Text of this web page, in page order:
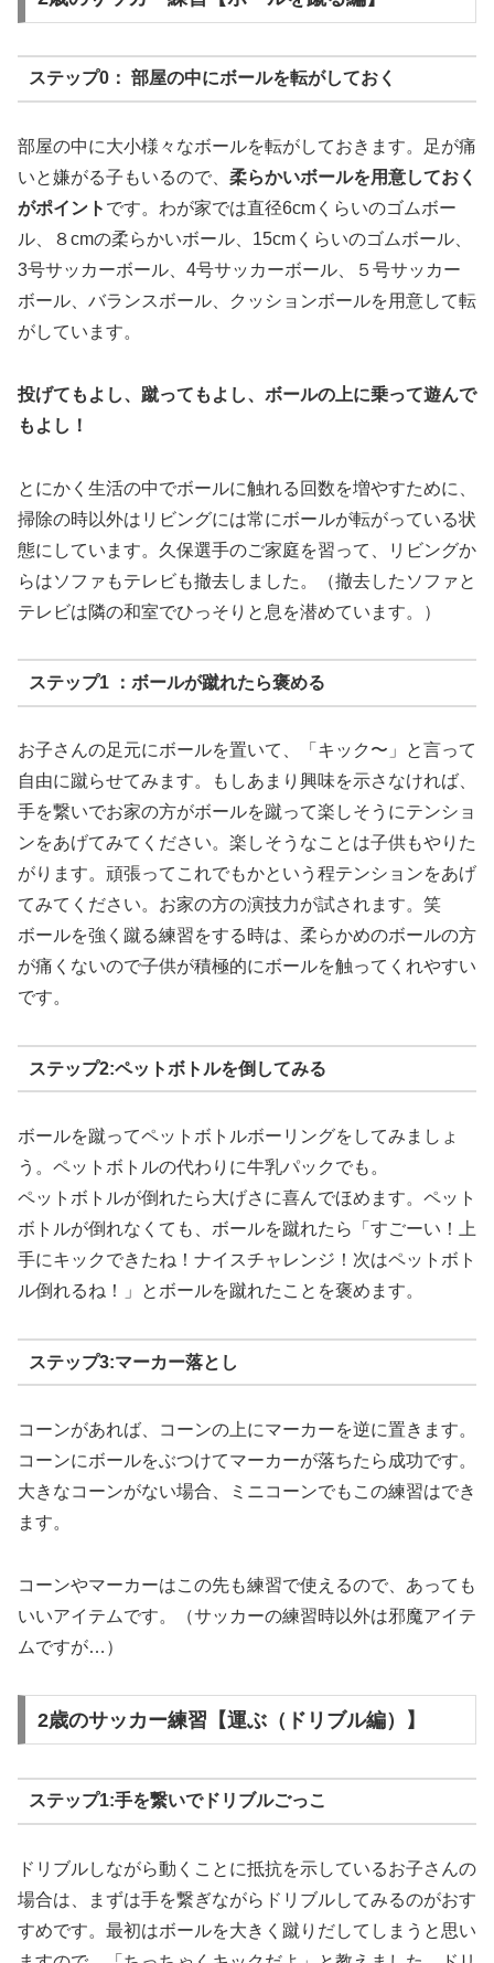
ステップ0： 部屋の中にボールを転がしておく
部屋の中に大小様々なボールを転がしておきます。足が痛
いと嫌がる子もいるので、 柔らかいボールを用意しておく
がポイント です。わが家では直径6cmくらいのゴムボー
ル、８cmの柔らかいボール、15cmくらいのゴムボール、
3号サッカーボール、4号サッカーボール、５号サッカー
ボール、バランスボール、クッションボールを用意して転
がしています。
投げてもよし、蹴ってもよし、ボールの上に乗って遊んで
もよし！
とにかく生活の中でボールに触れる回数を増やすために、
掃除の時以外はリビングには常にボールが転がっている状
態にしています。久保選手のご家庭を習って、リビングか
らはソファもテレビも撤去しました。（撤去したソファと
テレビは隣の和室でひっそりと息を潜めています。）
ステップ1 ：ボールが蹴れたら褒める
お子さんの足元にボールを置いて、「キック〜」と言って
自由に蹴らせてみます。もしあまり興味を示さなければ、
手を繋いでお家の方がボールを蹴って楽しそうにテンショ
ンをあげてみてください。楽しそうなことは子供もやりた
がります。頑張ってこれでもかという程テンションをあげ
てみてください。お家の方の演技力が試されます。笑
ボールを強く蹴る練習をする時は、柔らかめのボールの方
が痛くないので子供が積極的にボールを触ってくれやすい
です。
ステップ2:ペットボトルを倒してみる
ボールを蹴ってペットボトルボーリングをしてみましょ
う。ペットボトルの代わりに牛乳パックでも。
ペットボトルが倒れたら大げさに喜んでほめます。ペット
ボトルが倒れなくても、ボールを蹴れたら「すごーい！上
手にキックできたね！ナイスチャレンジ！次はペットボト
ル倒れるね！」とボールを蹴れたことを褒めます。
ステップ3:マーカー落とし
コーンがあれば、コーンの上にマーカーを逆に置きます。
コーンにボールをぶつけてマーカーが落ちたら成功です。
大きなコーンがない場合、ミニコーンでもこの練習はでき
ます。
コーンやマーカーはこの先も練習で使えるので、あっても
いいアイテムです。（サッカーの練習時以外は邪魔アイテ
ムですが…）
2歳のサッカー練習【運ぶ（ドリブル編）】
ステップ1:手を繋いでドリブルごっこ
ドリブルしながら動くことに抵抗を示しているお子さんの
場合は、まずは手を繋ぎながらドリブルしてみるのがおす
すめです。最初はボールを大きく蹴りだしてしまうと思い